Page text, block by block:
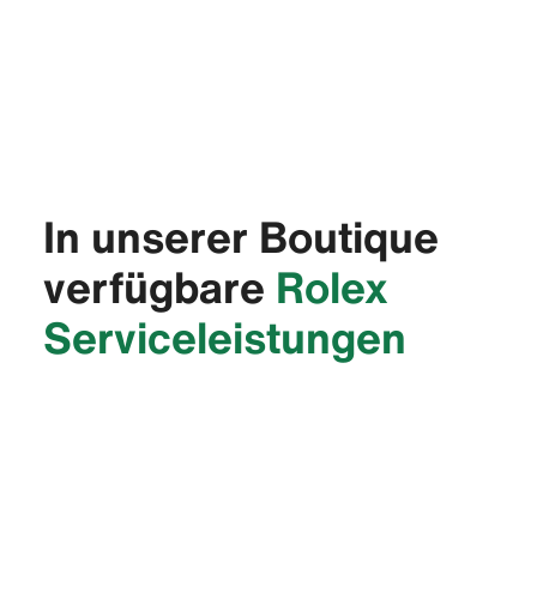
In unserer Boutique
verfügbare Rolex
Service­leistungen